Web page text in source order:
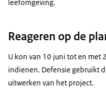
leefomgeving.
Reageren op de
U kon van 10 juni tot en met
indienen. Defensie gebruikt
uitwerken van het project.